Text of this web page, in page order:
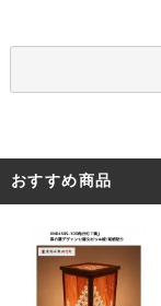
おすすめ商品